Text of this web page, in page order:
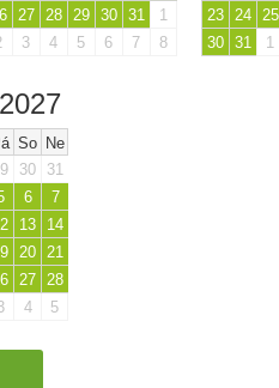
27 28 29 30 31
1
3 4 5 6 7 8
23
24 25
30
31 1
So Ne
30
31
6
7
13
14
20 21
27 28
4 5